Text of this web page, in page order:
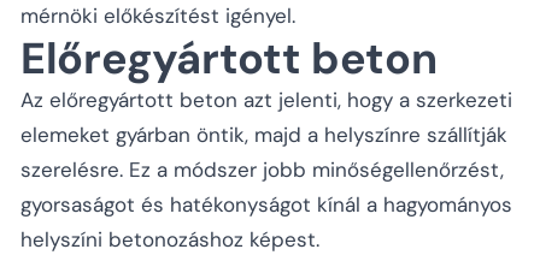
mérnöki előkészítést igényel.
Előregyártott beton
Az előregyártott beton azt jelenti, hogy a szerkezeti
elemeket gyárban öntik, majd a helyszínre szállítják
szerelésre. Ez a módszer jobb minőségellenőrzést,
gyorsaságot és hatékonyságot kínál a hagyományos
helyszíni betonozáshoz képest.